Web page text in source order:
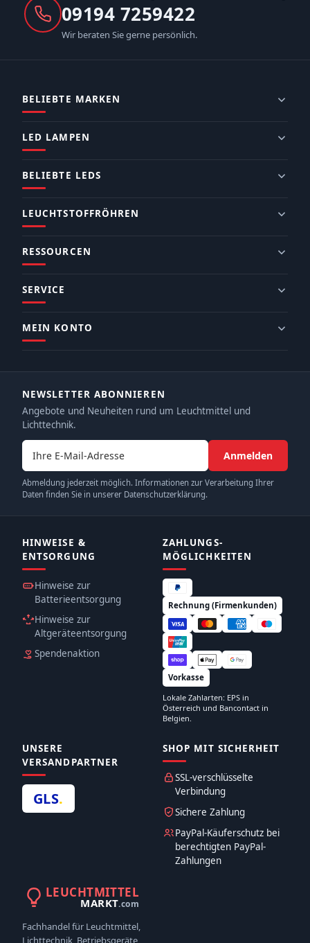
09194 7259422
Wir beraten Sie gerne persönlich.
BELIEBTE MARKEN
LED LAMPEN
BELIEBTE LEDS
LEUCHTSTOFFRÖHREN
RESSOURCEN
SERVICE
MEIN KONTO
NEWSLETTER ABONNIEREN
Angebote und Neuheiten rund um Leuchtmittel und
Lichttechnik.
E-Mail-Adresse
Anmelden
Abmeldung jederzeit möglich. Informationen zur Verarbeitung Ihrer
Daten finden Sie in unserer Datenschutzerklärung.
HINWEISE &
ENTSORGUNG
Hinweise zur
Batterieentsorgung
Hinweise zur
Altgeräteentsorgung
Spendenaktion
ZAHLUNGS­
MÖGLICHKEITEN
Rechnung (Firmenkunden)
Vorkasse
Lokale Zahlarten: EPS in
Österreich und Bancontact in
Belgien.
UNSERE
VERSANDPARTNER
GLS.
SHOP MIT SICHERHEIT
SSL-verschlüsselte
Verbindung
Sichere Zahlung
PayPal-Käuferschutz bei
berechtigten PayPal-
Zahlungen
LEUCHTMITTEL
MARKT.com
Fachhandel für Leuchtmittel,
Lichttechnik, Betriebsgeräte